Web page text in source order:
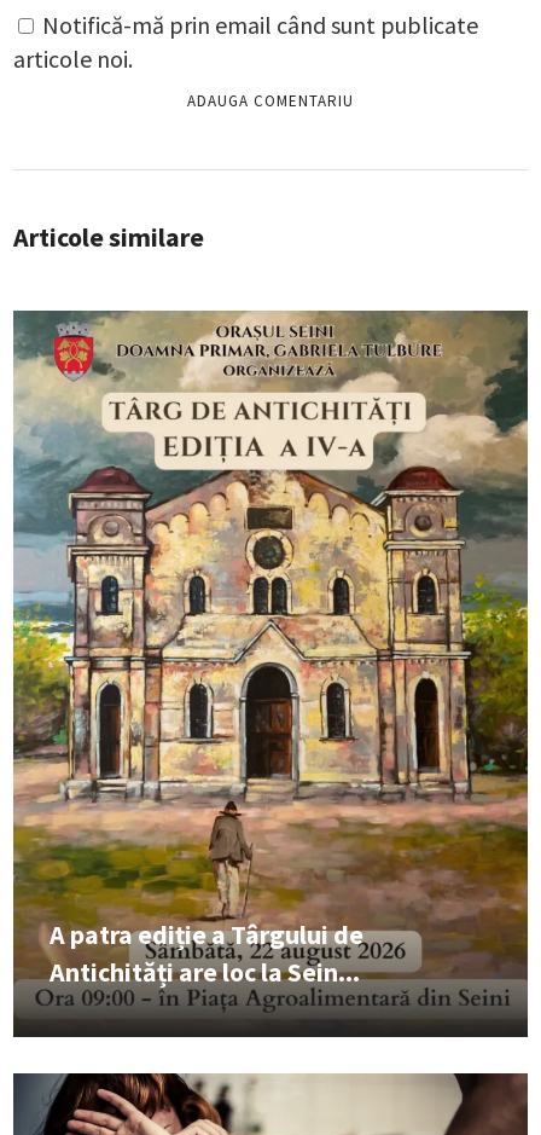
Notifică-mă prin email când sunt publicate
articole noi.
Articole similare
A patra ediție a Târgului de
Antichități are loc la Sein...